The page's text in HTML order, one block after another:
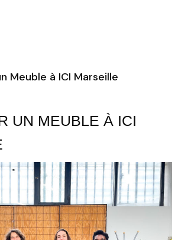
Meuble à ICI Marseille